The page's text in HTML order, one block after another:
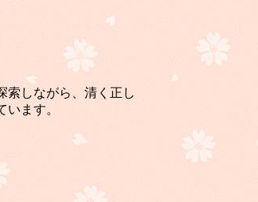
索しながら、清く正し
います。